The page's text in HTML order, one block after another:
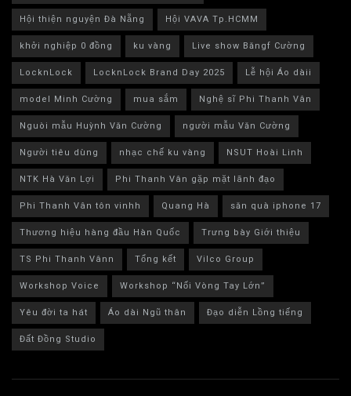
Hội thiện nguyện Đà Nẵng
Hội VAVA Tp.HCMM
khởi nghiệp 0 đồng
ku vàng
Live show Băngf Cường
LocknLock
LocknLock Brand Day 2025
Lễ hội Áo dàii
model Minh Cường
mua sắm
Nghệ sĩ Phi Thanh Vân
Nguòi mẫu Huỳnh Văn Cường
người mẫu Văn Cường
Người tiêu dùng
nhạc chế ku vàng
NSUT Hoài Linh
NTK Hà Văn Lợi
Phi Thanh Vân gặp mặt lãnh đạo
Phi Thanh Vân tôn vinhh
Quang Hà
săn quà iphone 17
Thương hiệu hàng đầu Hàn Quốc
Trưng bày Giới thiệu
TS Phi Thanh Vânn
Tổng kết
Vilco Group
Workshop Voice
Workshop “Nối Vòng Tay Lớn”
Yêu đời ta hát
Áo dài Ngũ thân
Đạo diễn Lồng tiếng
Đất Đồng Studio